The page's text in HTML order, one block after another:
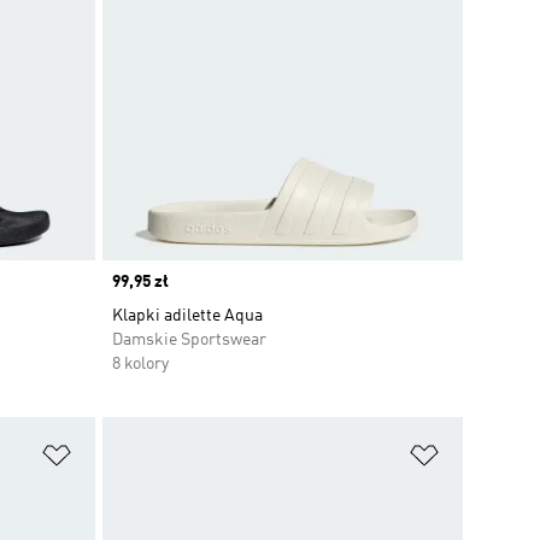
Price
99,95 zł
Klapki adilette Aqua
Damskie Sportswear
8 kolory